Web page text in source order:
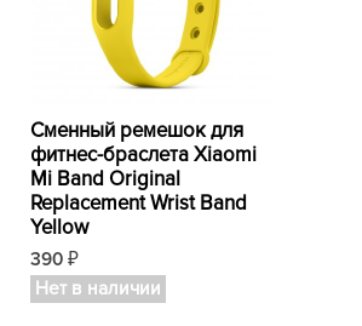
Сменный ремешок для
фитнес-браслета Xiaomi
Mi Band Original
Replacement Wrist Band
Yellow
390 ₽
Нет в наличии